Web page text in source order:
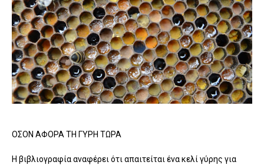
ΟΣΟΝ ΑΦΟΡΑ ΤΗ ΓΥΡΗ ΤΩΡΑ
Η βιβλιογραφία αναφέρει ότι απαιτείται ένα κελί γύρης για